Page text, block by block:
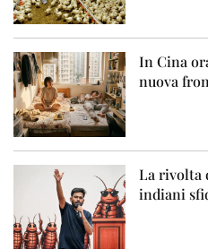
In Cina
nuova
La rivolta
indiani